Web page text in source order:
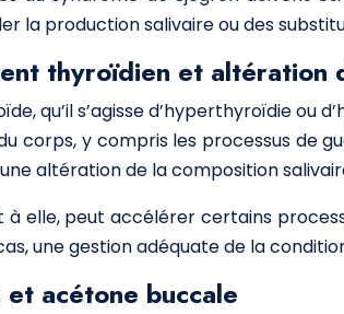
la production salivaire ou des
thyroïdien et altération
qu’il s’agisse d’hyperthyroïdie ou
corps, y compris les processus de
altération de la composition
à elle, peut accélérer certains
une gestion adéquate de la
acétone buccale